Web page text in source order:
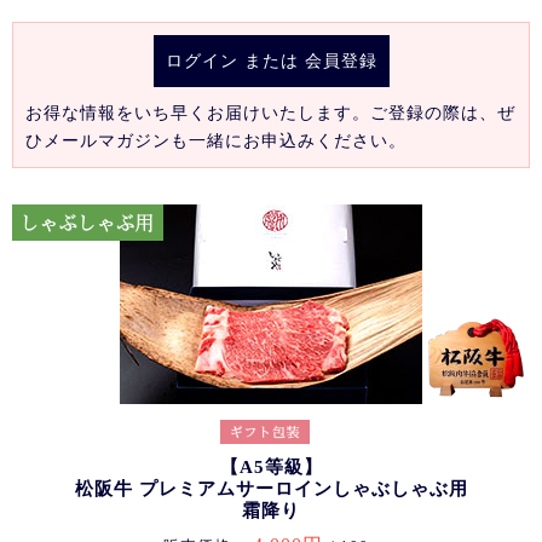
ログイン または 会員登録
お得な情報をいち早くお届けいたします。ご登録の際は、ぜ
ひメールマガジンも一緒にお申込みください。
【A5等級】
松阪牛 プレミアムサーロインしゃぶしゃぶ用
霜降り